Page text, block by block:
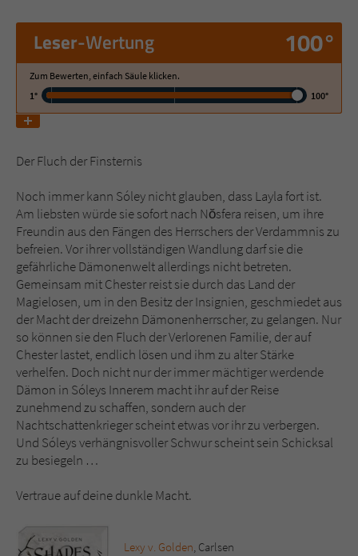
Leser-Wertung 100°
Zum Bewerten, einfach Säule klicken.
1°
100°
Der Fluch der Finsternis
Noch immer kann Sóley nicht glauben, dass Layla fort ist.
Am liebsten würde sie sofort nach Nŏsfera reisen, um ihre
Freundin aus den Fängen des Herrschers der Verdammnis zu
befreien. Vor ihrer vollständigen Wandlung darf sie die
gefährliche Dämonenwelt allerdings nicht betreten.
Gemeinsam mit Chester reist sie durch das Land der
Magielosen, um in den Besitz der Insignien, geschmiedet aus
der Macht der dreizehn Dämonenherrscher, zu gelangen. Nur
so können sie den Fluch der Verlorenen Familie, der auf
Chester lastet, endlich lösen und ihm zu alter Stärke
verhelfen. Doch nicht nur der immer mächtiger werdende
Dämon in Sóleys Innerem macht ihr auf der Reise
zunehmend zu schaffen, sondern auch der
Nachtschattenkrieger scheint etwas vor ihr zu verbergen.
Und Sóleys verhängnisvoller Schwur scheint sein Schicksal
zu besiegeln …
Vertraue auf deine dunkle Macht.
Lexy v. Golden, Carlsen
Name tx_pwcomments_ahash
Anbieter Literatur-Couch Medien GmbH & Co. KG
Laufzeit 1 Jahr
Name fe_typo_user
Anbieter Literatur-Couch Medien GmbH & Co. KG
Laufzeit Session
Zweck
Dieses Cookie gewährleistet die
Kommunikation der Webseite mit dem
Benutzer. Es wird benötigt um z. B. den
Sicherheitscode des Kontaktformulars zu
überprüfen.